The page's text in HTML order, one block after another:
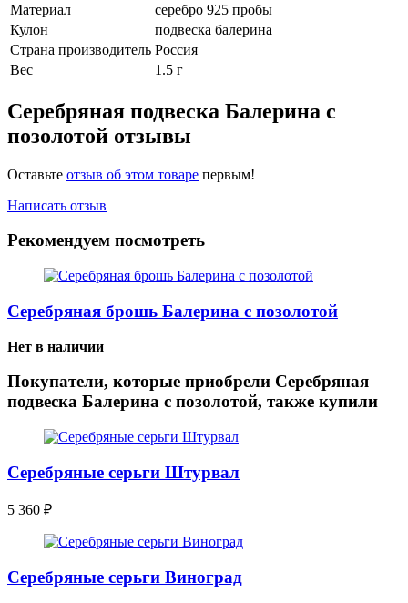
Материал
серебро 925 пробы
Кулон
подвеска балерина
Страна производитель Россия
Вес
1.5 г
Серебряная подвеска Балерина с
позолотой отзывы
Оставьте отзыв об этом товаре первым!
Написать отзыв
Рекомендуем посмотреть
Серебряная брошь Балерина с позолотой
Нет в наличии
Покупатели, которые приобрели Серебряная
подвеска Балерина с позолотой, также купили
Серебряные серьги Штурвал
5 360 ₽
Серебряные серьги Виноград